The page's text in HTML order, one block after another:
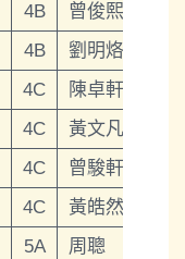
4B
曾俊熙
4B
劉明烙
4C
陳卓軒
4C
黃文凡
4C
曾駿軒
4C
黃皓然
5A
周聰